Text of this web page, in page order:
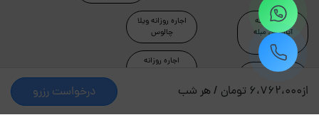
از6،762،000 تومان / هر شب درخواست رزرو
اجاره روزانه
آپارتمان مبله
تهران
اجاره روزانه
ماسال
اجاره روزانه شرق
اجاره روزانه ویلا
چالوس
اجاره روزانه
اجاره روزانه ویلا